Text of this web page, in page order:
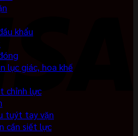
khẩu
lục giác, hoa khế
chỉnh lực
tuýt tay vặn
cần siết lực